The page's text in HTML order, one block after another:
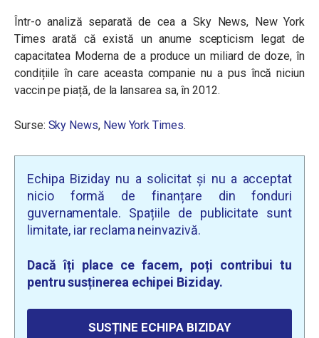
Într-o analiză separată de cea a Sky News, New York
Times arată că există un anume scepticism legat de
capacitatea Moderna de a produce un miliard de doze, în
condițiile în care aceasta companie nu a pus încă niciun
vaccin pe piață, de la lansarea sa, în 2012.
Surse: Sky News, New York Times.
Echipa Biziday nu a solicitat și nu a acceptat
nicio formă de finanțare din fonduri
guvernamentale. Spațiile de publicitate sunt
limitate, iar reclama neinvazivă.
Dacă îți place ce facem, poți contribui tu
pentru susținerea echipei Biziday.
SUSȚINE ECHIPA BIZIDAY